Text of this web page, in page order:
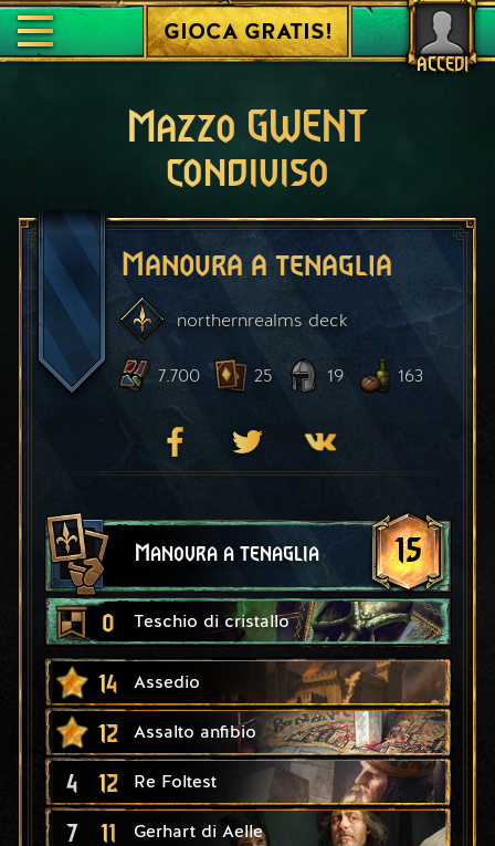
ACCEDI
GIOCA GRATIS!
Mazzo GWENT
condiviso
Manovra a tenaglia
northernrealmsdeck
7.700 25 19 163
Manovra a tenaglia 15
0 Teschio di cristallo
14 Assedio
12 Assalto anfibio
4 12 Re Foltest
7 11 Gerhart di Aelle